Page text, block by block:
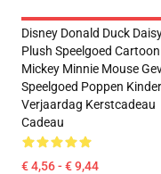
Disney Donald Duck
Plush Speelgoed
Mickey Minnie Mouse
Speelgoed Poppen
Verjaardag Kerstcadeau
Cadeau
€ 4,56 - € 9,44